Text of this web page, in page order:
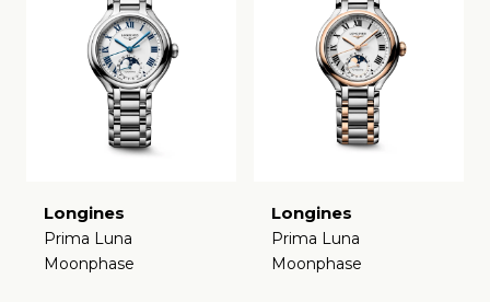
Longines
Prima Luna
Moonphase
Longines
Prima Luna
Moonphase